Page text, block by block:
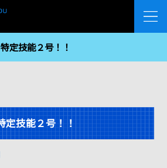
特定技能２号！！
定技能２号！！